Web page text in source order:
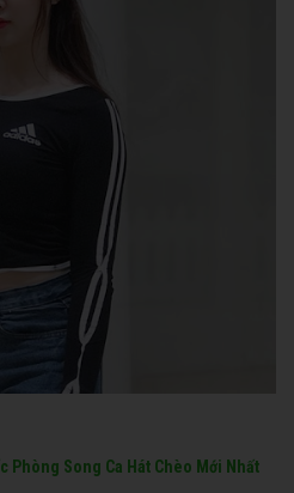
Phòng Song Ca Hát Chèo Mới Nhất